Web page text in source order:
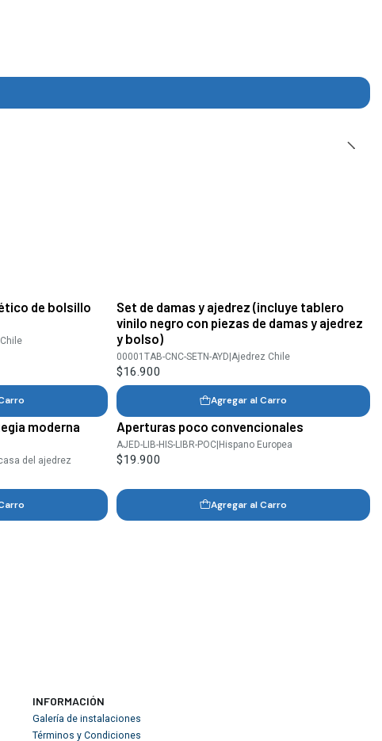
de bolsillo
Set de damas y ajedrez (incluye tablero
vinilo negro con piezas de damas y ajedrez
y bolso)
00001TAB-CNC-SETN-AYD Ajedrez Chile
$16.900
Agregar al Carro
moderna
del ajedrez
Aperturas poco convencionales
AJED-LIB-HIS-LIBR-POC| Hispano Europea
$19.900
Agregar al Carro
INFORMACIÓN
Galería de instalaciones
Términos y Condiciones